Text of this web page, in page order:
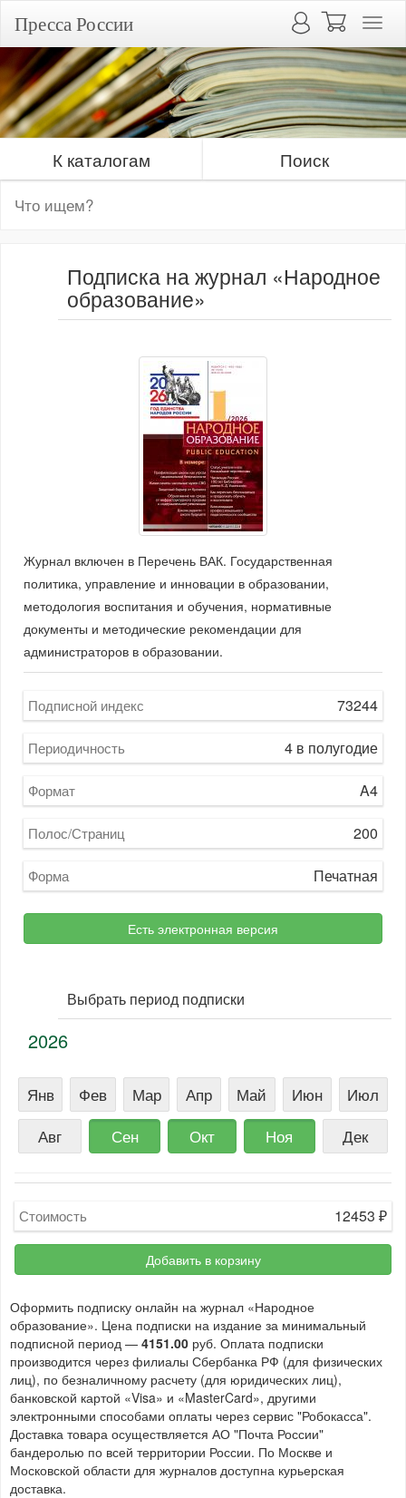
Пресса России
К каталогам Поиск
Подписка на журнал «Народное
образование»
Журнал включен в Перечень ВАК. Государственная
политика, управление и инновации в образовании,
методология воспитания и обучения, нормативные
документы и методические рекомендации для
администраторов в образовании.
Подписной индекс 73244
Периодичность 4 в полугодие
Формат A4
Полос/Страниц 200
Форма Печатная
Есть электронная версия
Выбрать период подписки
2026
Янв Фев Мар Апр Май Июн
Июл
Авг
Сен Окт Ноя Дек
Стоимость 12453 ₽
Добавить в корзину
Оформить подписку онлайн на журнал «Народное
образование». Цена подписки на издание за минимальный
подписной период — 4151.00 руб. Оплата подписки
производится через филиалы Сбербанка РФ (для физических
лиц), по безналичному расчету (для юридических лиц),
банковской картой «Visa» и «MasterCard», другими
электронными способами оплаты через сервис "Робокасса".
Доставка товара осуществляется АО "Почта России"
бандеролью по всей территории России. По Москве и
Московской области для журналов доступна курьерская
доставка.